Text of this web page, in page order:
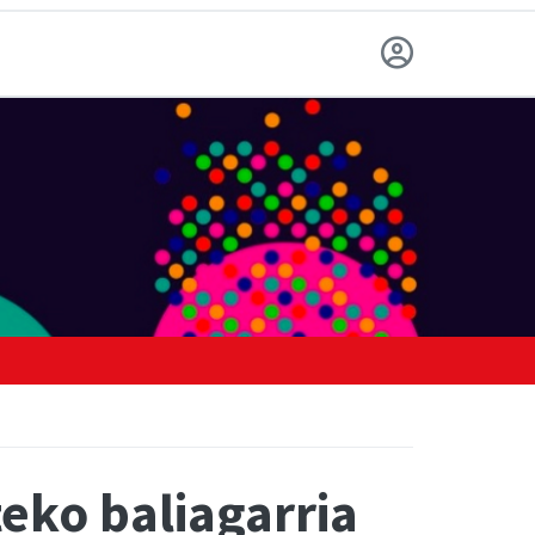
baliagarria